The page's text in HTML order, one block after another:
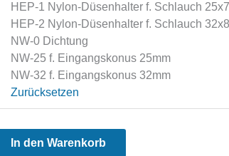
HEP-1 Nylon-Düsenhalter f. Schlauch 25x7
HEP-2 Nylon-Düsenhalter f. Schlauch 32x8
NW-0 Dichtung
NW-25 f. Eingangskonus 25mm
NW-32 f. Eingangskonus 32mm
Zurücksetzen
In den Warenkorb